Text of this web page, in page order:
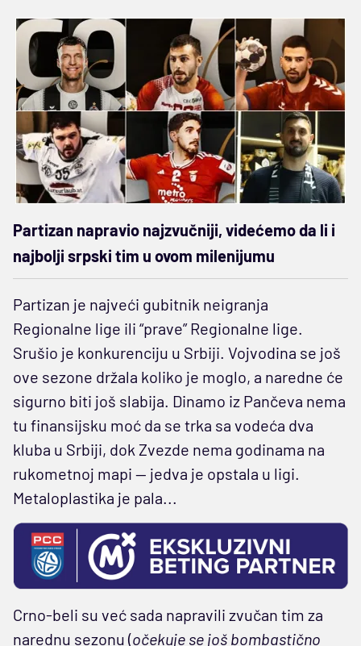
Partizan napravio najzvučniji, videćemo da li i
najbolji srpski tim u ovom milenijumu
Partizan je najveći gubitnik neigranja
Regionalne lige ili “prave” Regionalne lige.
Srušio je konkurenciju u Srbiji. Vojvodina se još
ove sezone držala koliko je moglo, a naredne će
sigurno biti još slabija. Dinamo iz Pančeva nema
tu finansijsku moć da se trka sa vodeća dva
kluba u Srbiji, dok Zvezde nema godinama na
rukometnoj mapi — jedva je opstala u ligi.
Metaloplastika je pala...
Crno-beli su već sada napravili zvučan tim za
narednu sezonu (očekuje se još bombastično